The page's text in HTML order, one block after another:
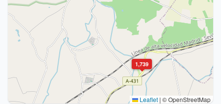
1,739
Leaflet | © OpenStreetMap